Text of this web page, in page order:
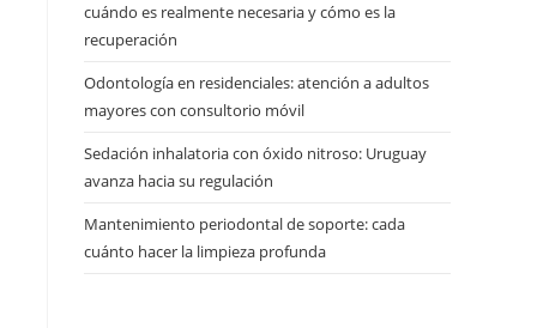
cuándo es realmente necesaria y cómo es la
recuperación
Odontología en residenciales: atención a adultos
mayores con consultorio móvil
Sedación inhalatoria con óxido nitroso: Uruguay
avanza hacia su regulación
Mantenimiento periodontal de soporte: cada
cuánto hacer la limpieza profunda